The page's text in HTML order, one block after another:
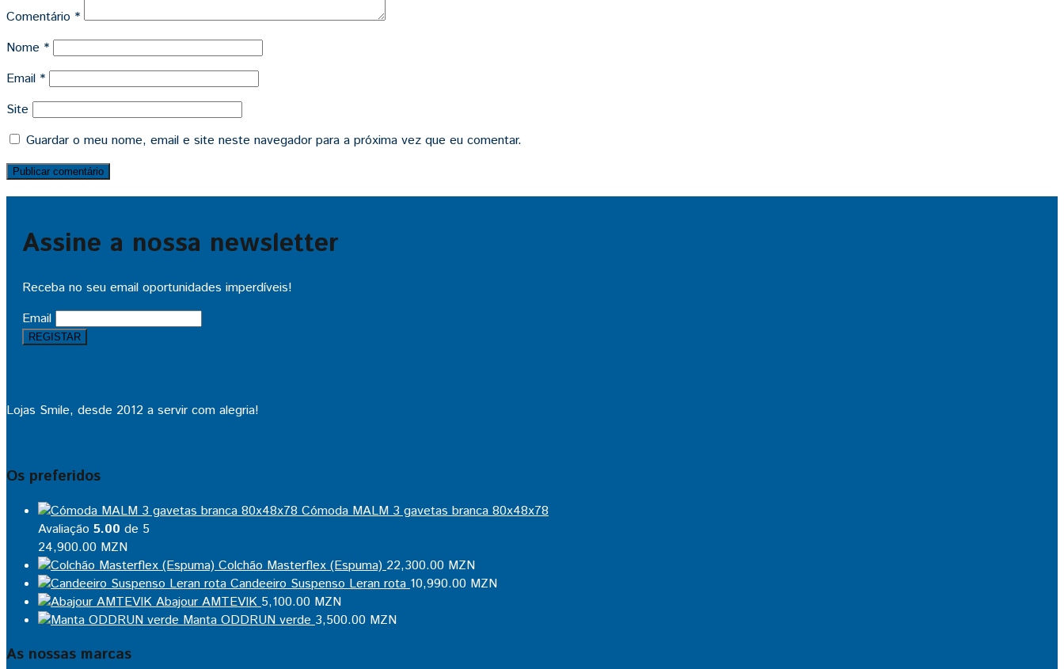
Comentário *
Nome *
Email *
Site
Guardar o meu nome, email e site neste navegador para a próxima vez que eu comentar.
Assine a nossa newsletter
Receba no seu email oportunidades imperdíveis!
Email
Lojas Smile, desde 2012 a servir com alegria!
Os preferidos
Cómoda MALM 3 gavetas branca 80x48x78
Avaliação 5.00 de 5
24,900.00 MZN
Colchão Masterflex (Espuma) 22,300.00 MZN
Candeeiro Suspenso Leran rota 10,990.00 MZN
Abajour AMTEVIK 5,100.00 MZN
Manta ODDRUN verde 3,500.00 MZN
As nossas marcas